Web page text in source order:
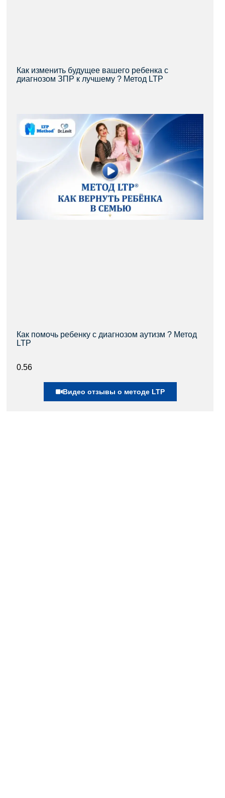
Как изменить будущее вашего ребенка с
диагнозом ЗПР к лучшему ? Метод LTP
Как помочь ребенку с диагнозом аутизм ? Метод
LTP
Видео отзывы о методе LTP